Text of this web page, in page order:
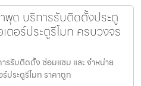
พุด บริการรับติดตั้งประตู
ตอร์ประตูรีโมท ครบวงจร
รับติดตั้ง ซ่อมแซม และ จำหน่าย
ประตูรีโมท ราคาถูก